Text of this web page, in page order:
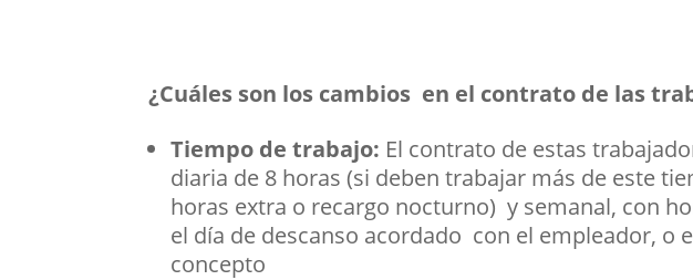
¿Cuáles son los cambios en el contrato de las
Tiempo de trabajo: El contrato de estas
diaria de 8 horas (si deben trabajar más de este
horas extra o recargo nocturno) y semanal, con
el día de descanso acordado con el empleador,
concepto